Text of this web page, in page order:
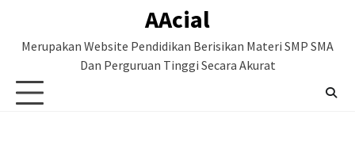
AAcial
Merupakan Website Pendidikan Berisikan Materi SMP SMA
Dan Perguruan Tinggi Secara Akurat